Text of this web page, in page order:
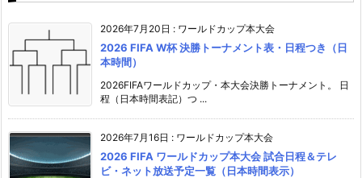
2026年7月20日 : ワールドカップ本大会
2026 FIFA W杯 決勝トーナメント表・日程つき（日
本時間）
2026FIFAワールドカップ・本大会決勝トーナメント。 日
程（日本時間表記）つ ...
2026年7月16日 : ワールドカップ本大会
2026 FIFA ワールドカップ本大会 試合日程＆テレ
ビ・ネット放送予定一覧（日本時間表示）